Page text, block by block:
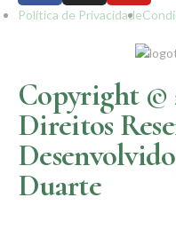
Política de Privacidade
Copyright ©
Direitos
Duarte